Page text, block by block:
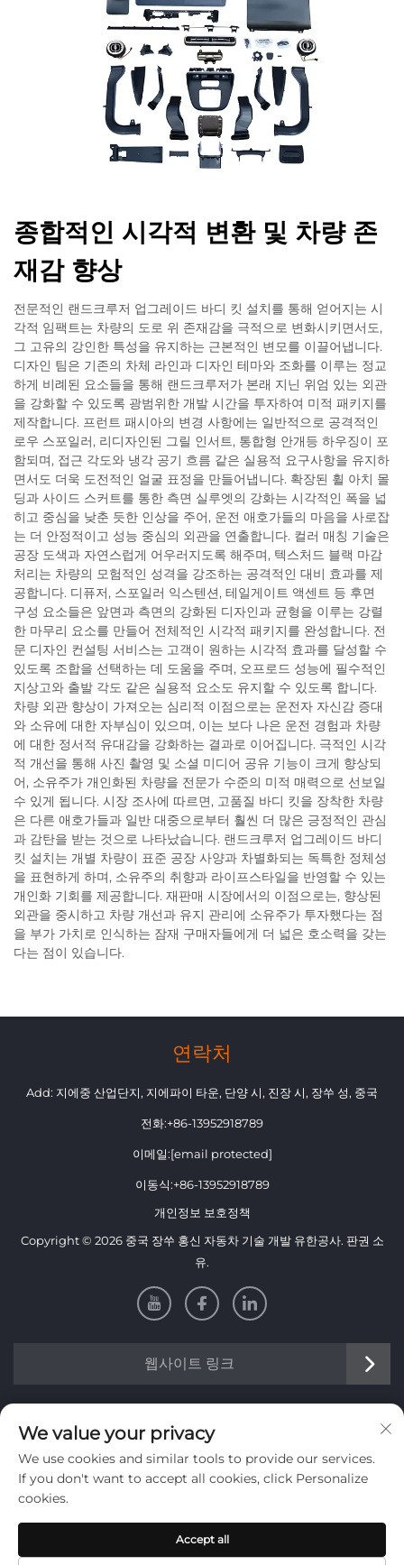
종합적인 시각적 변환 및 차량 존
재감 향상
전문적인 랜드크루저 업그레이드 바디 킷 설치를 통해 얻어지는 시
각적 임팩트는 차량의 도로 위 존재감을 극적으로 변화시키면서도,
그 고유의 강인한 특성을 유지하는 근본적인 변모를 이끌어냅니다.
디자인 팀은 기존의 차체 라인과 디자인 테마와 조화를 이루는 정교
하게 비례된 요소들을 통해 랜드크루저가 본래 지닌 위엄 있는 외관
을 강화할 수 있도록 광범위한 개발 시간을 투자하여 미적 패키지를
제작합니다. 프런트 패시아의 변경 사항에는 일반적으로 공격적인
로우 스포일러, 리디자인된 그릴 인서트, 통합형 안개등 하우징이 포
함되며, 접근 각도와 냉각 공기 흐름 같은 실용적 요구사항을 유지하
면서도 더욱 도전적인 얼굴 표정을 만들어냅니다. 확장된 휠 아치 몰
딩과 사이드 스커트를 통한 측면 실루엣의 강화는 시각적인 폭을 넓
히고 중심을 낮춘 듯한 인상을 주어, 운전 애호가들의 마음을 사로잡
는 더 안정적이고 성능 중심의 외관을 연출합니다. 컬러 매칭 기술은
공장 도색과 자연스럽게 어우러지도록 해주며, 텍스처드 블랙 마감
처리는 차량의 모험적인 성격을 강조하는 공격적인 대비 효과를 제
공합니다. 디퓨저, 스포일러 익스텐션, 테일게이트 액센트 등 후면
구성 요소들은 앞면과 측면의 강화된 디자인과 균형을 이루는 강렬
한 마무리 요소를 만들어 전체적인 시각적 패키지를 완성합니다. 전
문 디자인 컨설팅 서비스는 고객이 원하는 시각적 효과를 달성할 수
있도록 조합을 선택하는 데 도움을 주며, 오프로드 성능에 필수적인
지상고와 출발 각도 같은 실용적 요소도 유지할 수 있도록 합니다.
차량 외관 향상이 가져오는 심리적 이점으로는 운전자 자신감 증대
와 소유에 대한 자부심이 있으며, 이는 보다 나은 운전 경험과 차량
에 대한 정서적 유대감을 강화하는 결과로 이어집니다. 극적인 시각
적 개선을 통해 사진 촬영 및 소셜 미디어 공유 기능이 크게 향상되
어, 소유주가 개인화된 차량을 전문가 수준의 미적 매력으로 선보일
수 있게 됩니다. 시장 조사에 따르면, 고품질 바디 킷을 장착한 차량
은 다른 애호가들과 일반 대중으로부터 훨씬 더 많은 긍정적인 관심
과 감탄을 받는 것으로 나타났습니다. 랜드크루저 업그레이드 바디
킷 설치는 개별 차량이 표준 공장 사양과 차별화되는 독특한 정체성
을 표현하게 하며, 소유주의 취향과 라이프스타일을 반영할 수 있는
개인화 기회를 제공합니다. 재판매 시장에서의 이점으로는, 향상된
외관을 중시하고 차량 개선과 유지 관리에 소유주가 투자했다는 점
을 부가 가치로 인식하는 잠재 구매자들에게 더 넓은 호소력을 갖는
다는 점이 있습니다.
연락처
Add: 지에중 산업단지, 지에파이 타운, 단양 시, 진장 시, 장쑤 성, 중국
전화:+86-13952918789
이메일:[email protected]
이동식:+86-13952918789
개인정보 보호정책
Copyright © 2026 중국 장쑤 홍신 자동차 기술 개발 유한공사. 판권 소
유.
웹사이트 링크
주간 뉴스레터를 받으려면 가입하세요
제출
We value your privacy
We use cookies and similar tools to provide our services.
If you don't want to accept all cookies, click Personalize
cookies.
Accept all